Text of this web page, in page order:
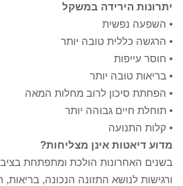
יתרונות הירידה במשקל
• השפעה נפשית
• הרגשה כללית טובה יותר
• חוסר עייפות
• בריאות טובה יותר
• הפחתת סיכון לרוב מחלות המאה
• תוחלת חיים גבוהה יותר
• קלות התנועה
מדוע דיאטות אינן מצליחות?
בשנים האחרונות הולכת ומתפתחת
ורגישות לנושא התזונה הנכונה, בריאות,